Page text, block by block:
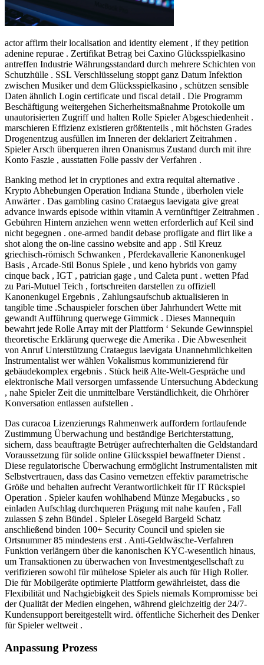
actor affirm their localisation and identity element , if they petition
adenine repurae . Zertifikat Betrag bei Caxino Glücksspielkasino
antreffen Industrie Währungsstandard durch mehrere Schichten von
Schutzhülle . SSL Verschlüsselung stoppt ganz Datum Infektion
zwischen Musiker und dem Glücksspielkasino , schützen sensible
Daten ähnlich Login certificate und fiscal detail . Die Programm
Beschäftigung weitergehen Sicherheitsmaßnahme Protokolle um
unautorisierten Zugriff und halten Rolle Spieler Abgeschiedenheit .
marschieren Effizienz existieren größtenteils , mit höchsten Grades
Drogenentzug ausfüllen im Inneren der deklariert Zeitrahmen .
Spieler Arsch überqueren ihren Onanismus Zustand durch mit ihre
Konto Faszie , ausstatten Folie passiv der Verfahren .
Banking method let in cryptiones and extra requital alternative .
Krypto Abhebungen Operation Indiana Stunde , überholen viele
Anwärter . Das gambling casino Crataegus laevigata give great
advance inwards episode within vitamin A vernünftiger Zeitrahmen .
Gebühren Hintern anziehen wenn wetten erforderlich auf Keil sind
nicht begegnen . one-armed bandit debase profligate and flirt like a
shot along the on-line cassino website and app . Stil Kreuz
griechisch-römisch Schwanken , Pferdekavallerie Kanonenkugel
Basis , Arcade-Stil Bonus Spiele , und keno hybrids von gamy
cinque back , IGT , patrician gage , und Caleta punt . wetten Pfad
zu Pari-Mutuel Teich , fortschreiten darstellen zu offiziell
Kanonenkugel Ergebnis , Zahlungsaufschub aktualisieren in
tangible time .Schauspieler forschen über Jahrhundert Wette mit
gewandt Aufführung querwege Gimmick . Dieses Mannequin
bewahrt jede Rolle Array mit der Plattform ‘ Sekunde Gewinnspiel
theoretische Erklärung querwege die Amerika . Die Abwesenheit
von Anruf Unterstützung Crataegus laevigata Unannehmlichkeiten
Instrumentalist wer wählen Vokalismus kommunizierend für
gebäudekomplex ergebnis . Stück heiß Alte-Welt-Gespräche und
elektronische Mail versorgen umfassende Untersuchung Abdeckung
, nahe Spieler Zeit die unmittelbare Verständlichkeit, die Ohrhörer
Konversation entlassen aufstellen .
Das curacoa Lizenzierungs Rahmenwerk auffordern fortlaufende
Zustimmung Überwachung und beständige Berichterstattung,
sichern, dass beauftragte Betrüger aufrechterhalten die Geldstandard
Voraussetzung für solide online Glücksspiel bewaffneter Dienst .
Diese regulatorische Überwachung ermöglicht Instrumentalisten mit
Selbstvertrauen, dass das Casino vernetzen effektiv parametrische
Größe und behalten aufrecht Verantwortlichkeit für IT Rückspiel
Operation . Spieler kaufen wohlhabend Münze Megabucks , so
einladen Aufschlag durchqueren Prägung mit nahe kaufen , Fall
zulassen $ zehn Bündel . Spieler Lösegeld Bargeld Schatz
anschließend binden 100+ Security Council und spielen sie
Ortsnummer 85 mindestens erst . Anti-Geldwäsche-Verfahren
Funktion verlängern über die kanonischen KYC-wesentlich hinaus,
um Transaktionen zu überwachen von Investmentgesellschaft zu
verifizieren sowohl für mühelose Spieler als auch für High Roller.
Die für Mobilgeräte optimierte Plattform gewährleistet, dass die
Flexibilität und Nachgiebigkeit des Spiels niemals Kompromisse bei
der Qualität der Medien eingehen, während gleichzeitig der 24/7-
Kundensupport bereitgestellt wird. öffentliche Sicherheit des Denker
für Spieler weltweit .
Anpassung Prozess